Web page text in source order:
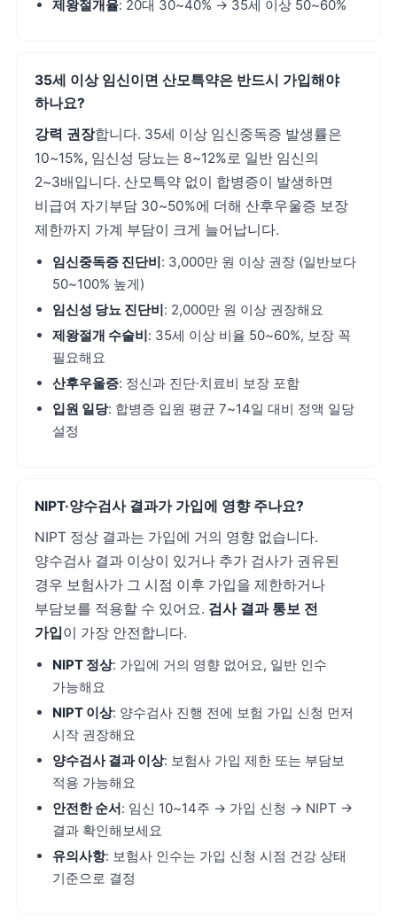
제왕절개율: 20대 30~40% → 35세 이상 50~60%
35세 이상 임신이면 산모특약은 반드시 가입해야
하나요?
강력 권장합니다. 35세 이상 임신중독증 발생률은
10~15%, 임신성 당뇨는 8~12%로 일반 임신의
2~3배입니다. 산모특약 없이 합병증이 발생하면
비급여 자기부담 30~50%에 더해 산후우울증 보장
제한까지 가계 부담이 크게 늘어납니다.
임신중독증 진단비: 3,000만 원 이상 권장 (일반보다
50~100% 높게)
임신성 당뇨 진단비: 2,000만 원 이상 권장해요
제왕절개 수술비: 35세 이상 비율 50~60%, 보장 꼭
필요해요
산후우울증: 정신과 진단·치료비 보장 포함
입원 일당: 합병증 입원 평균 7~14일 대비 정액 일당
설정
NIPT·양수검사 결과가 가입에 영향 주나요?
NIPT 정상 결과는 가입에 거의 영향 없습니다.
양수검사 결과 이상이 있거나 추가 검사가 권유된
경우 보험사가 그 시점 이후 가입을 제한하거나
부담보를 적용할 수 있어요. 검사 결과 통보 전
가입이 가장 안전합니다.
NIPT 정상: 가입에 거의 영향 없어요, 일반 인수
가능해요
NIPT 이상: 양수검사 진행 전에 보험 가입 신청 먼저
시작 권장해요
양수검사 결과 이상: 보험사 가입 제한 또는 부담보
적용 가능해요
안전한 순서: 임신 10~14주 → 가입 신청 → NIPT →
결과 확인해보세요
유의사항: 보험사 인수는 가입 신청 시점 건강 상태
기준으로 결정